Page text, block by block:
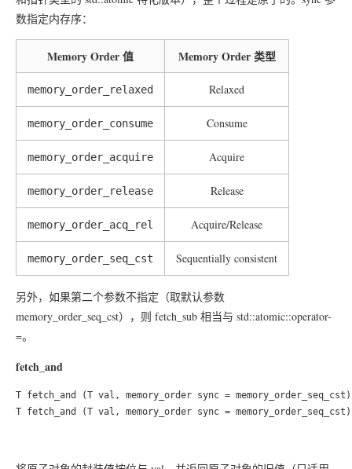
数指定内存序：
Memory Order 值 Memory Order 类型
memory_order_relaxed Relaxed
memory_order_consume Consume
memory_order_acquire Acquire
memory_order_release Release
memory_order_acq_rel Acquire/Release
memory_order_seq_cst Sequentially consistent
另外，如果第二个参数不指定（取默认参数
memory_order_seq_cst），则 fetch_sub 相当与 std::atomic::operator-
=。
fetch_and
T fetch_and (T val, memory_order sync =